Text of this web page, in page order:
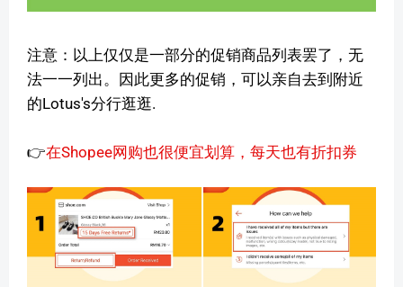
注意：以上仅仅是一部分的促销商品列表罢了，无
法一一列出。因此更多的促销，可以亲自去到附近
的Lotus's分行逛逛.
👉在Shopee网购也很便宜划算，每天也有折扣券